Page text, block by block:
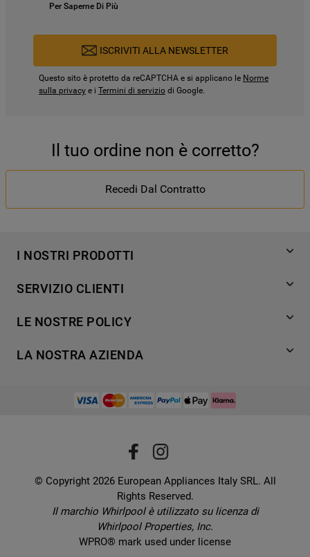
Per Saperne Di Più
ISCRIVITI ALLA NEWSLETTER
Questo sito è protetto da reCAPTCHA e si applicano le Norme
sulla privacy e i Termini di servizio di Google.
Il tuo ordine non è corretto?
Recedi Dal Contratto
I NOSTRI PRODOTTI
Refrigerazione
Cottura
Aria condizionata
Ricette
SERVIZIO CLIENTI
Supporto
Contatti
Service locator
Domande frequenti
Sul sicuro
LE NOSTRE POLICY
Cookie Policy
Etichette energetiche e schede prodotto
Sostituzione prodotto danneggiato
Codice etico
Dichiarazione di accessibilità
Preferenze Cookie
LA NOSTRA AZIENDA
Lavora con noi
© Copyright 2026 European Appliances Italy SRL. All
Rights Reserved.
Il marchio Whirlpool è utilizzato su licenza di
Whirlpool Properties, Inc.
WPRO® mark used under license